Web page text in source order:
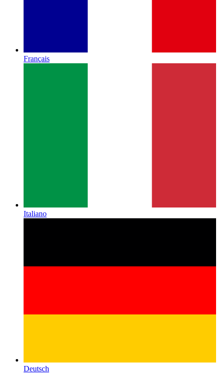
Français
Italiano
Deutsch